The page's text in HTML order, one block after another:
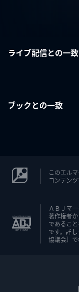
ライブ配信との一致
ブックとの一致
このエル
コンテン
ＡＢＪマ
著作権者
であるこ
です。詳
協議会］で